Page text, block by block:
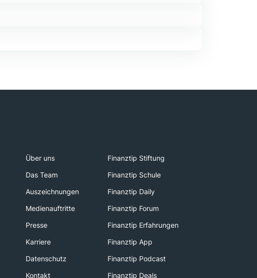
Über uns
Finanztip Stiftung
Das Team
Finanztip Schule
Auszeichnungen
Finanztip Daily
Medienauftritte
Finanztip Forum
Presse
Finanztip Erfahrungen
Karriere
Finanztip App
Datenschutz
Finanztip Podcast
Kontakt
Finanztip Deals